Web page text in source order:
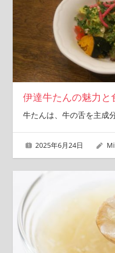
伊達牛たんの魅力と
牛たんは、牛の舌を主成
2025年6月24日